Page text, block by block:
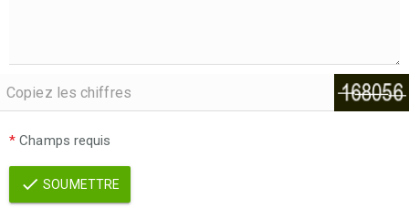
* Champs requis
SOUMETTRE